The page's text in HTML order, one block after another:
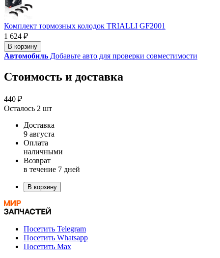
Комплект тормозных колодок TRIALLI GF2001
1 624 ₽
В корзину
Автомобиль Добавьте авто для проверки совместимости
Стоимость и доставка
440 ₽
Осталось 2 шт
Доставка
9 августа
Оплата
наличными
Возврат
в течение 7 дней
В корзину
Посетить Telegram
Посетить Whatsapp
Посетить Max